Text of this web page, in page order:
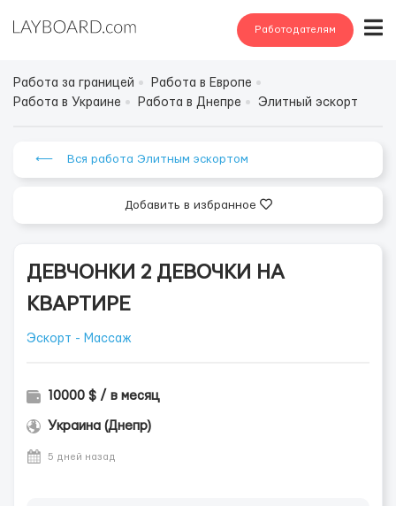
Работодателям
Работа за границей
Работа в Европе
Работа в Украине
Работа в Днепре Элитный эскорт
⟵ Вся работа Элитным эскортом
Добавить в избранное
ДЕВЧОНКИ 2 ДЕВОЧКИ НА
КВАРТИРЕ
Эскорт - Массаж
10000 $ / в месяц
Украина (Днепр)
5 дней назад